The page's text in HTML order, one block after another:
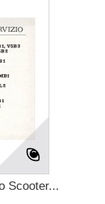
Scooter...